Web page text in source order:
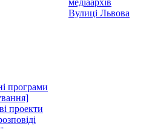
медіаархів
Вулиці Львова
програми
проекти